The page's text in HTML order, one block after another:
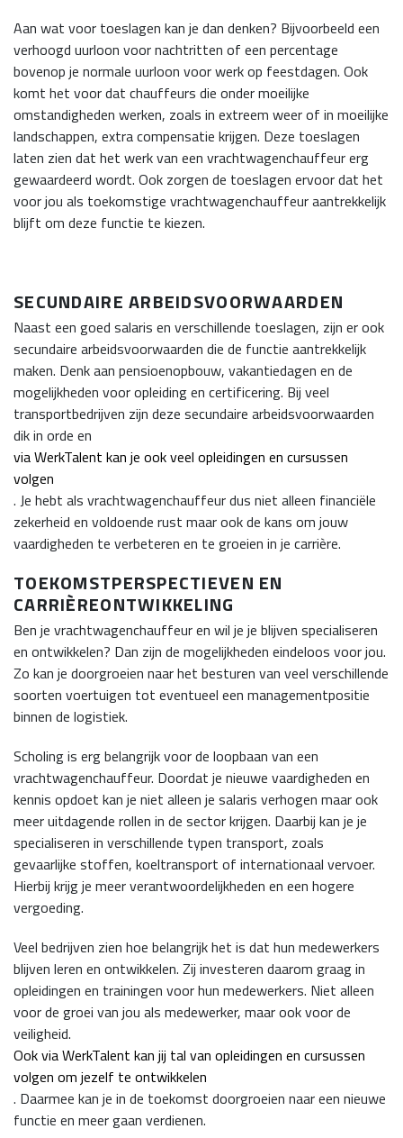
Aan wat voor toeslagen kan je dan denken? Bijvoorbeeld een
verhoogd uurloon voor nachtritten of een percentage
bovenop je normale uurloon voor werk op feestdagen. Ook
komt het voor dat chauffeurs die onder moeilijke
omstandigheden werken, zoals in extreem weer of in moeilijke
landschappen, extra compensatie krijgen. Deze toeslagen
laten zien dat het werk van een vrachtwagenchauffeur erg
gewaardeerd wordt. Ook zorgen de toeslagen ervoor dat het
voor jou als toekomstige vrachtwagenchauffeur aantrekkelijk
blijft om deze functie te kiezen.
SECUNDAIRE ARBEIDSVOORWAARDEN
Naast een goed salaris en verschillende toeslagen, zijn er ook
secundaire arbeidsvoorwaarden die de functie aantrekkelijk
maken. Denk aan pensioenopbouw, vakantiedagen en de
mogelijkheden voor opleiding en certificering. Bij veel
transportbedrijven zijn deze secundaire arbeidsvoorwaarden
dik in orde en
via WerkTalent kan je ook veel opleidingen en cursussen
volgen
. Je hebt als vrachtwagenchauffeur dus niet alleen financiële
zekerheid en voldoende rust maar ook de kans om jouw
vaardigheden te verbeteren en te groeien in je carrière.
TOEKOMSTPERSPECTIEVEN EN
CARRIÈREONTWIKKELING
Ben je vrachtwagenchauffeur en wil je je blijven specialiseren
en ontwikkelen? Dan zijn de mogelijkheden eindeloos voor jou.
Zo kan je doorgroeien naar het besturen van veel verschillende
soorten voertuigen tot eventueel een managementpositie
binnen de logistiek.
Scholing is erg belangrijk voor de loopbaan van een
vrachtwagenchauffeur. Doordat je nieuwe vaardigheden en
kennis opdoet kan je niet alleen je salaris verhogen maar ook
meer uitdagende rollen in de sector krijgen. Daarbij kan je je
specialiseren in verschillende typen transport, zoals
gevaarlijke stoffen, koeltransport of internationaal vervoer.
Hierbij krijg je meer verantwoordelijkheden en een hogere
vergoeding.
Veel bedrijven zien hoe belangrijk het is dat hun medewerkers
blijven leren en ontwikkelen. Zij investeren daarom graag in
opleidingen en trainingen voor hun medewerkers. Niet alleen
voor de groei van jou als medewerker, maar ook voor de
veiligheid.
Ook via WerkTalent kan jij tal van opleidingen en cursussen
volgen om jezelf te ontwikkelen
. Daarmee kan je in de toekomst doorgroeien naar een nieuwe
functie en meer gaan verdienen.